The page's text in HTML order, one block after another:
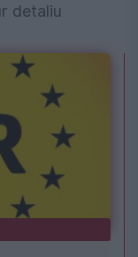
detaliu